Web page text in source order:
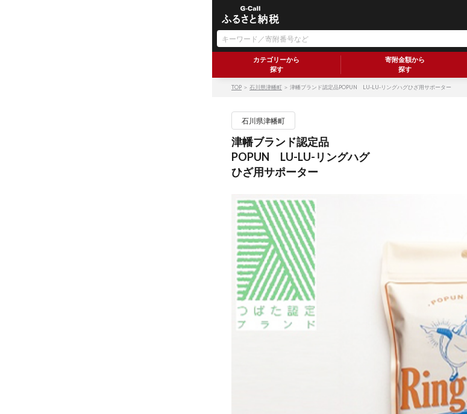
カテゴリーから
探す
寄附金額から
探す
TOP ＞ 石川県津幡町 ＞ 津幡ブランド認定品POPUN LU-LU-リングハグひざ用サポーター
石川県津幡町
津幡ブランド認定品
POPUN LU-LU-リングハグ
ひざ用サポーター